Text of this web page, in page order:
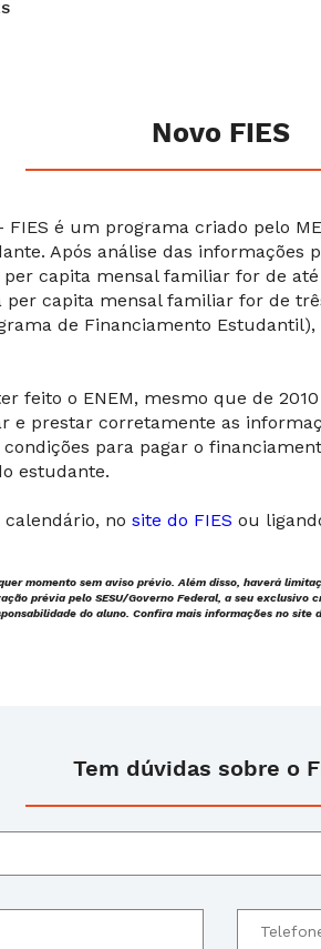
Novo FIES
é um programa criado pelo
Após análise das informações
capita mensal familiar for de
per capita mensal familiar for de
de Financiamento
feito o ENEM, mesmo que de
e prestar corretamente as
para pagar o
estudante.
no site do FIES ou
momento sem aviso prévio. Além disso, haverá
prévia pelo SESU/Governo Federal, a seu
do aluno. Confira mais informações no site
Tem dúvidas sobre o